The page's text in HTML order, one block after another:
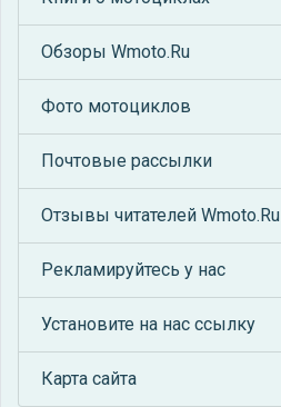
Обзоры Wmoto.Ru
Фото мотоциклов
Почтовые рассылки
Отзывы читателей Wmoto.Ru
Рекламируйтесь у нас
Установите на нас ссылку
Карта сайта